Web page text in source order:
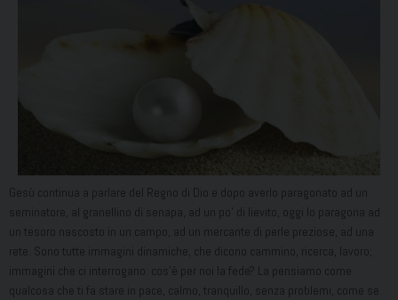
Gesù continua a parlare del Regno di Dio e dopo averlo paragonato ad un
seminatore, al granellino di senapa, ad un po’ di lievito, oggi lo paragona ad
un tesoro nascosto in un campo, ad un mercante di perle preziose, ad una
rete. Sono tutte immagini dinamiche, che dicono cammino, ricerca, lavoro;
immagini che ci interrogano: cos’è per noi la fede? La pensiamo come
qualcosa che ti fa stare in pace, calmo, tranquillo, senza problemi, come se